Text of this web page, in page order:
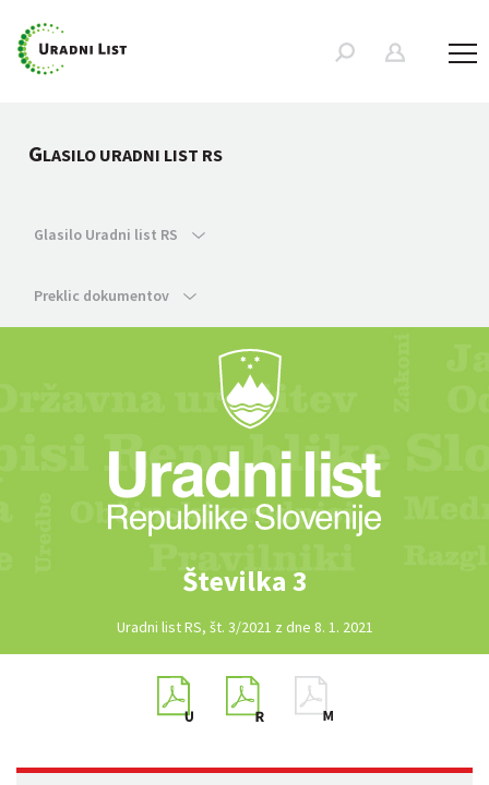
GLASILO URADNI LIST RS
Glasilo Uradni list RS
Preklic dokumentov
Številka 3
Uradni list RS, št. 3/2021 z dne 8. 1. 2021